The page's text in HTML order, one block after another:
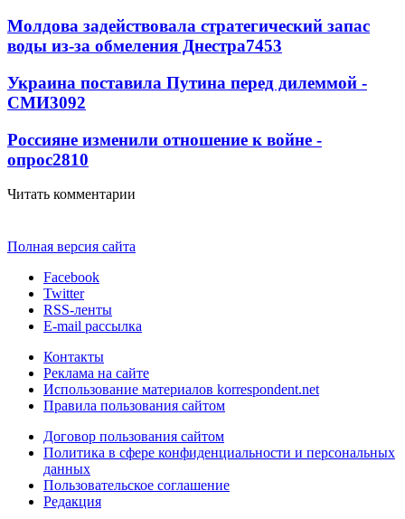
Молдова задействовала стратегический запас
воды из-за обмеления Днестра7453
Украина поставила Путина перед дилеммой -
СМИ3092
Россияне изменили отношение к войне -
опрос2810
Читать комментарии
Полная версия сайта
Facebook
Twitter
RSS-ленты
E-mail рассылка
Контакты
Реклама на сайте
Использование материалов korrespondent.net
Правила пользования сайтом
Договор пользования сайтом
Политика в сфере конфиденциальности и персональных
данных
Пользовательское соглашение
Редакция